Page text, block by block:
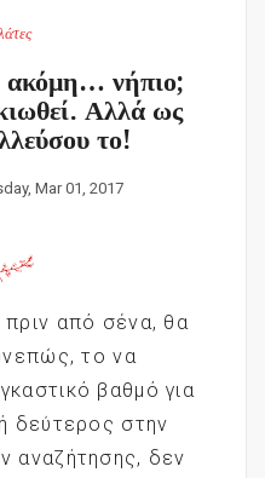
ακόμη… νήπιο;
Αλλά ως
το!
Mar 01, 2017
από σένα, θα
το να
βαθμό για
δεύτερος στην
αναζήτησης, δεν